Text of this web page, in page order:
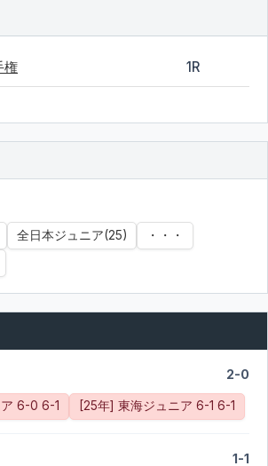
権 1R
全日本ジュニア(25)
・・・
2-0
6-0 6-1 [25年] 東海ジュニア 6-1 6-1
1-1